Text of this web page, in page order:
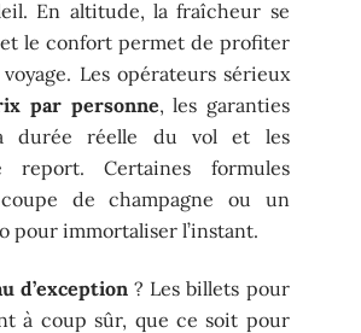
En altitude, la fraîcheur se
le confort permet de profiter
Les opérateurs sérieux
par personne, les garanties
la durée réelle du vol et les
report. Certaines formules
de champagne ou un
pour immortaliser l’instant.
d’exception? Les billets pour
à coup sûr, que ce soit pour